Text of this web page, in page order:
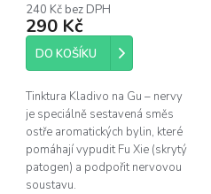
240 Kč bez DPH
290 Kč
DO KOŠÍKU
Tinktura Kladivo na Gu – nervy
je speciálně sestavená směs
ostře aromatických bylin, které
pomáhají vypudit Fu Xie (skrytý
patogen) a podpořit nervovou
soustavu.